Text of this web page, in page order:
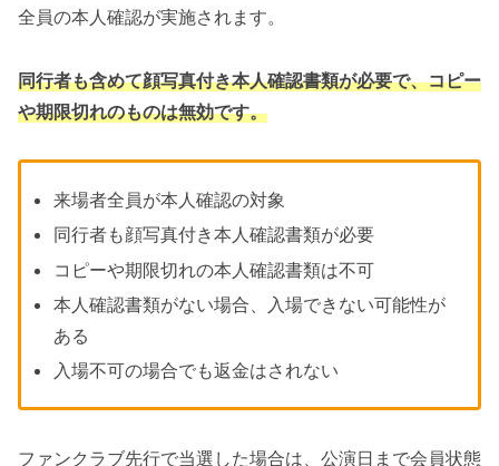
全員の本人確認が実施されます。
同行者も含めて顔写真付き本人確認書類が必要で、コピー
や期限切れのものは無効です。
来場者全員が本人確認の対象
同行者も顔写真付き本人確認書類が必要
コピーや期限切れの本人確認書類は不可
本人確認書類がない場合、入場できない可能性が
ある
入場不可の場合でも返金はされない
ファンクラブ先行で当選した場合は、公演日まで会員状態